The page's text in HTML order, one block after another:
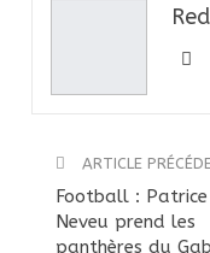
ARTICLE
Football : Patrice
Neveu prend les
panthères du